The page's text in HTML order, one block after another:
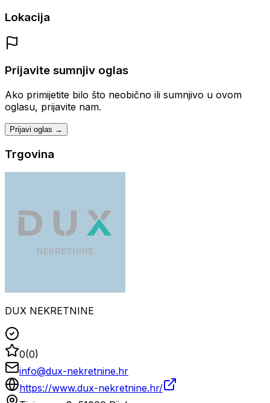
Lokacija
Prijavite sumnjiv oglas
Ako primijetite bilo što neobično ili sumnjivo u ovom
oglasu, prijavite nam.
Prijavi oglas →
Trgovina
DUX NEKRETNINE
0(0)
info@dux-nekretnine.hr
https://www.dux-nekretnine.hr/